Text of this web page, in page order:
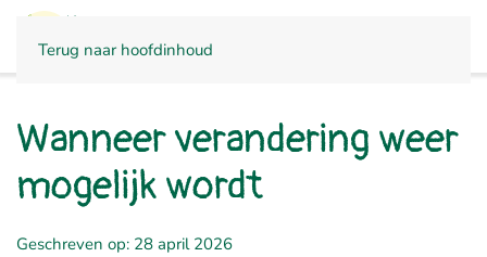
Terug naar hoofdinhoud
Wanneer verandering weer
mogelijk wordt
Geschreven op: 28 april 2026